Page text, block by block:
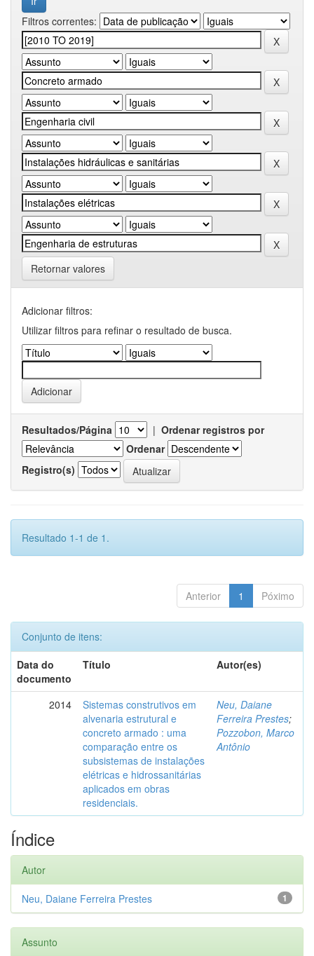
Filtros correntes:
Retornar valores
Adicionar filtros:
Utilizar filtros para refinar o resultado de busca.
Resultados/Página | Ordenar registros por
Ordenar
Registro(s)
Resultado 1-1 de 1.
Anterior 1 Póximo
Conjunto de itens:
Data do
documento
Título Autor(es)
2014
Sistemas construtivos em
alvenaria estrutural e
concreto armado : uma
comparação entre os
subsistemas de instalações
elétricas e hidrossanitárias
aplicados em obras
residenciais.
Neu, Daiane
Ferreira Prestes;
Pozzobon, Marco
Antônio
Índice
Autor
1
Neu, Daiane Ferreira Prestes
Assunto